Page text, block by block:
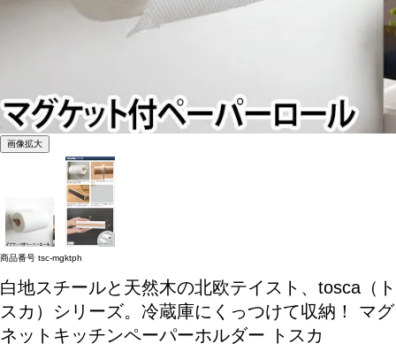
画像拡大
商品番号 tsc-mgktph
白地スチールと天然木の北欧テイスト、tosca（ト
スカ）シリーズ。冷蔵庫にくっつけて収納！
マグ
ネットキッチンペーパーホルダー トスカ